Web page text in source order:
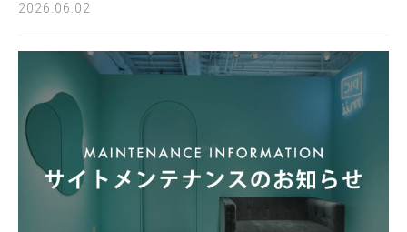
2026.06.02